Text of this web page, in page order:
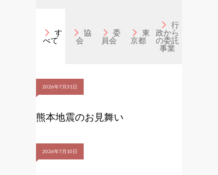
す
べて
協
会
委
員会
東
京都
行
政から
の委託
事業
2026年7月31日
熊本地震のお見舞い
2026年7月10日